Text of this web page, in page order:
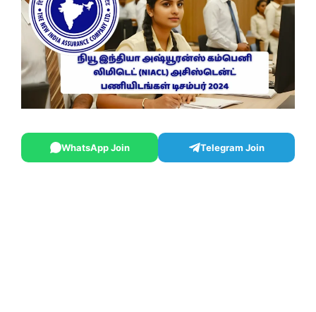
WhatsApp Join Telegram Join